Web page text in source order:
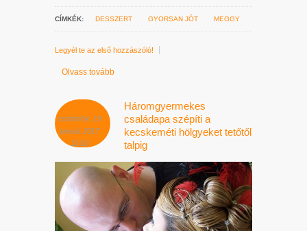
CÍMKÉK: DESSZERT GYORSAN JÓT MEGGY
Legyél te az első hozzászóló!
Olvass tovább
csütörtök, 19
január 2017
11:03
Háromgyermekes
családapa szépíti a
kecskeméti hölgyeket tetőtől
talpig